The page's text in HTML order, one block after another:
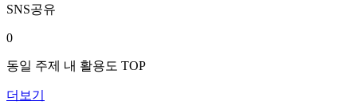
SNS공유
0
동일 주제 내 활용도 TOP
더보기